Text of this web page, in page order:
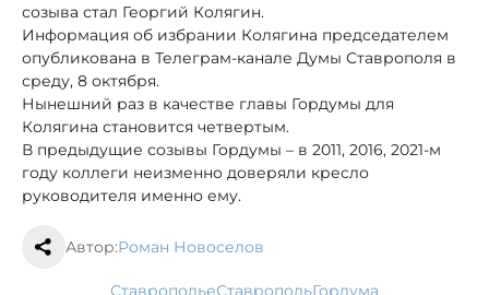
созыва стал Георгий Колягин.
Информация об избрании Колягина председателем
опубликована в Телеграм-канале Думы Ставрополя в
среду, 8 октября.
Нынешний раз в качестве главы Гордумы для
Колягина становится четвертым.
В предыдущие созывы Гордумы – в 2011, 2016, 2021-м
году коллеги неизменно доверяли кресло
руководителя именно ему.
Автор:Роман Новоселов
Ставрополье Ставрополь Гордума